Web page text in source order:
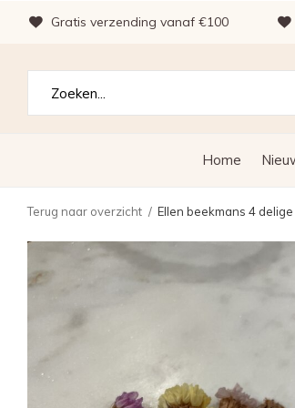
Home
Gratis verzending vanaf €100
Terug naar overzicht Ellen beekmans 4